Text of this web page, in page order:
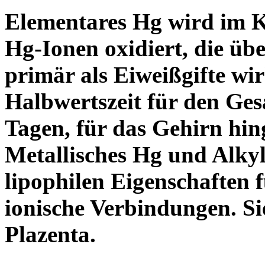
Elementares Hg wird im
Hg-Ionen oxidiert, die
primär als Eiweißgifte
Halbwertszeit für den
Tagen, für das Gehirn
Metallisches Hg und
lipophilen Eigenschaften
ionische Verbindungen.
Plazenta.